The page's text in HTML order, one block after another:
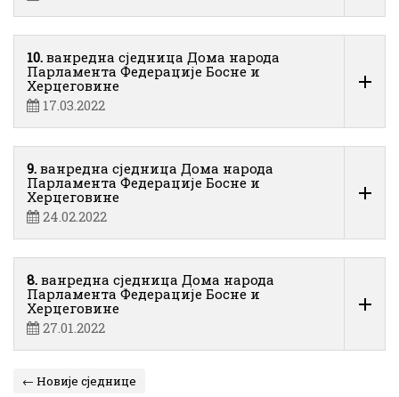
10. ванредна сједница Дома народа
Парламента Федерације Босне и
Херцеговине
17.03.2022
9. ванредна сједница Дома народа
Парламента Федерације Босне и
Херцеговине
24.02.2022
8. ванредна сједница Дома народа
Парламента Федерације Босне и
Херцеговине
27.01.2022
← Новије сједнице